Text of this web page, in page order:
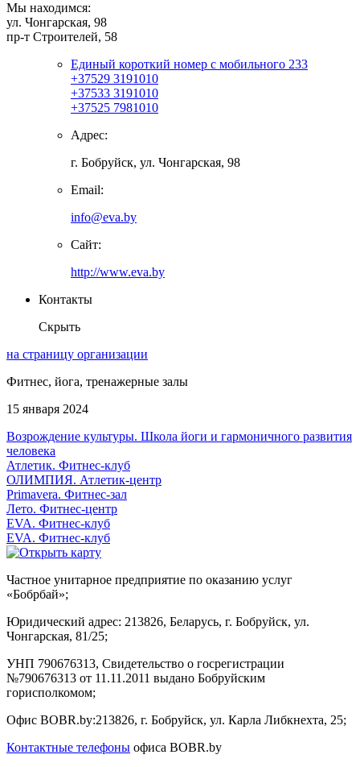
Мы находимся:
ул. Чонгарская, 98
пр-т Строителей, 58
Единый короткий номер с мобильного 233
+37529 3191010
+37533 3191010
+37525 7981010
Адрес:
г. Бобруйск, ул. Чонгарская, 98
Email:
info@eva.by
Сайт:
http://www.eva.by
Контакты
Скрыть
на страницу организации
Фитнес, йога, тренажерные залы
15 января 2024
Возрождение культуры. Школа йоги и гармоничного развития
человека
Атлетик. Фитнес-клуб
ОЛИМПИЯ. Атлетик-центр
Primavera. Фитнес-зал
Лето. Фитнес-центр
EVA. Фитнес-клуб
EVA. Фитнес-клуб
Частное унитарное предприятие по оказанию услуг
«Бобрбай»;
Юридический адрес: 213826, Беларусь, г. Бобруйск, ул.
Чонгарская, 81/25;
УНП 790676313, Свидетельство о госрегистрации
№790676313 от 11.11.2011 выдано Бобруйским
горисполкомом;
Офис BOBR.by:213826, г. Бобруйск, ул. Карла Либкнехта, 25;
Контактные телефоны офиса BOBR.by